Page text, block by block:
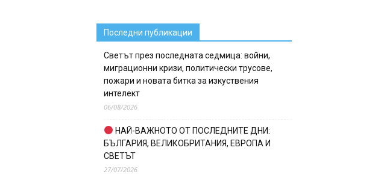
Последни публикации
Светът през последната седмица: войни,
миграционни кризи, политически трусове,
пожари и новата битка за изкуствения
интелект
06/08/2026
НАЙ-ВАЖНОТО ОТ ПОСЛЕДНИТЕ ДНИ:
БЪЛГАРИЯ, ВЕЛИКОБРИТАНИЯ, ЕВРОПА И
СВЕТЪТ
27/07/2026